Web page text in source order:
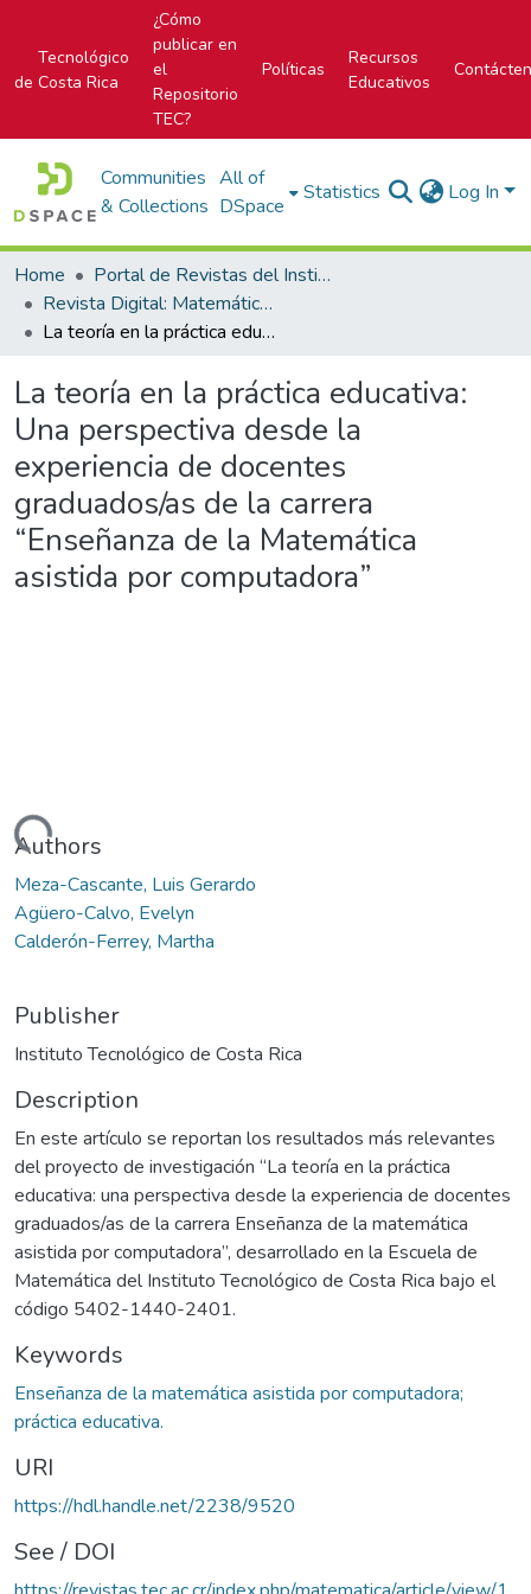
Tecnológico
de Costa Rica
¿Cómo
publicar en
el
Repositorio
TEC?
Políticas
Recursos
Educativos
Communities
& Collections
All of
DSpace
Statistics Log In
Home
Portal de Revistas del Instituto Tecnológico de Costa Rica
Revista Digital: Matemática, Educación e Internet
La teoría en la práctica educativa: Una perspectiva desde la experiencia de docentes graduados/as de la carrera “Enseñanza de la Matemática asistida por computadora”
La teoría en la práctica educativa:
Una perspectiva desde la
experiencia de docentes
graduados/as de la carrera
“Enseñanza de la Matemática
asistida por computadora”
Authors
Meza-Cascante, Luis Gerardo
Agüero-Calvo, Evelyn
Calderón-Ferrey, Martha
Publisher
Instituto Tecnológico de Costa Rica
Description
En este artículo se reportan los resultados más relevantes
del proyecto de investigación “La teoría en la práctica
educativa: una perspectiva desde la experiencia de docentes
graduados/as de la carrera Enseñanza de la matemática
asistida por computadora”, desarrollado en la Escuela de
Matemática del Instituto Tecnológico de Costa Rica bajo el
código 5402-1440-2401.
Keywords
Enseñanza de la matemática asistida por computadora;
práctica educativa.
URI
https://hdl.handle.net/2238/9520
See / DOI